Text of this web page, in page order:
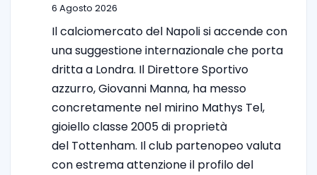
6 Agosto 2026
Il calciomercato del Napoli si accende con
una suggestione internazionale che porta
dritta a Londra. Il Direttore Sportivo
azzurro, Giovanni Manna, ha messo
concretamente nel mirino Mathys Tel,
gioiello classe 2005 di proprietà
del Tottenham. Il club partenopeo valuta
con estrema attenzione il profilo del